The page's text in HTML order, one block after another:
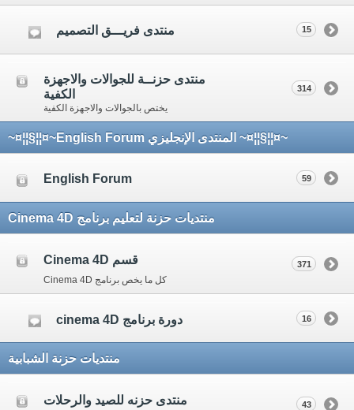
منتدى فريـــق التصميم 15
منتدى حزنــة للجوالات والاجهزة
الكفية
يختص بالجوالات والاجهزة الكفية
314
~¤¦¦§¦¦¤~ المنتدى الإنجليزي English Forum~¤¦¦§¦¦¤~
English Forum 59
منتديات حزنة لتعليم برنامج Cinema 4D
قسم Cinema 4D
كل ما يخص برنامج Cinema 4D
371
دورة برنامج cinema 4D 16
منتديات حزنة الشبابية
منتدى حزنه للصيد والرحلات 43